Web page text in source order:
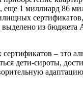
еще 1 миллиард 86
из бюджета
– это
дети-сироты,
адаптацию